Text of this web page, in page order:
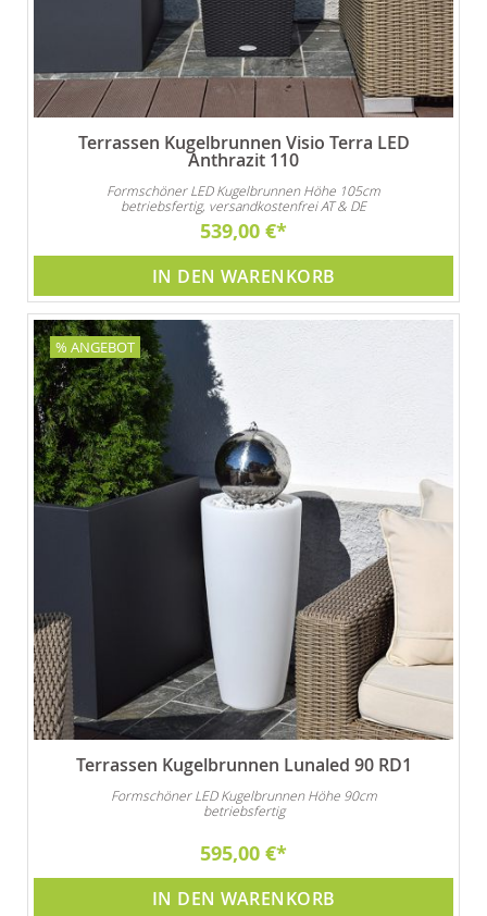
Terrassen Kugelbrunnen Visio Terra LED
Anthrazit 110
Formschöner LED Kugelbrunnen Höhe 105cm
betriebsfertig, versandkostenfrei AT & DE
539,00 €
IN DEN WARENKORB
% ANGEBOT
Terrassen Kugelbrunnen Lunaled 90 RD1
Formschöner LED Kugelbrunnen Höhe 90cm
betriebsfertig
595,00 €
IN DEN WARENKORB